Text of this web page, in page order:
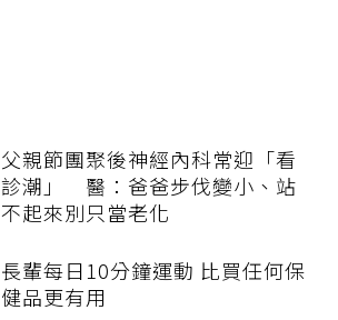
父親節團聚後神經內科常迎「看
診潮」 醫：爸爸步伐變小、站
不起來別只當老化
長輩每日10分鐘運動 比買任何保
健品更有用